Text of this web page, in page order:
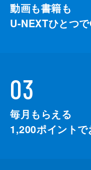
動画も書籍も
U-NEXTひとつで
03
毎月もらえる
1,200ポイントで